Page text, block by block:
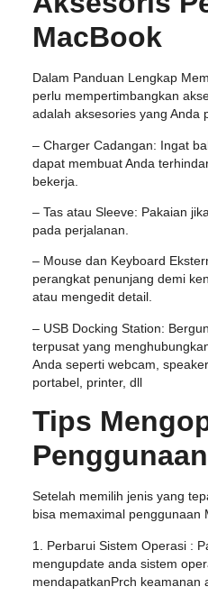
MacBook
Dalam Panduan Lengkap
perlu mempertimbangkan
adalah aksesories yang Anda
– Charger Cadangan: Ingat
dapat membuat Anda
bekerja.
– Tas atau Sleeve: Pakaian
pada perjalanan.
– Mouse dan Keyboard
perangkat penunjang demi
atau mengedit detail.
– USB Docking Station:
terpusat yang
Anda seperti webcam,
portabel, printer, dll
Tips
Setelah memilih jenis yang
bisa memaximal penggunaan
1. Perbarui Sistem Operasi :
mengupdate anda sistem
mendapatkanPrch keamanan